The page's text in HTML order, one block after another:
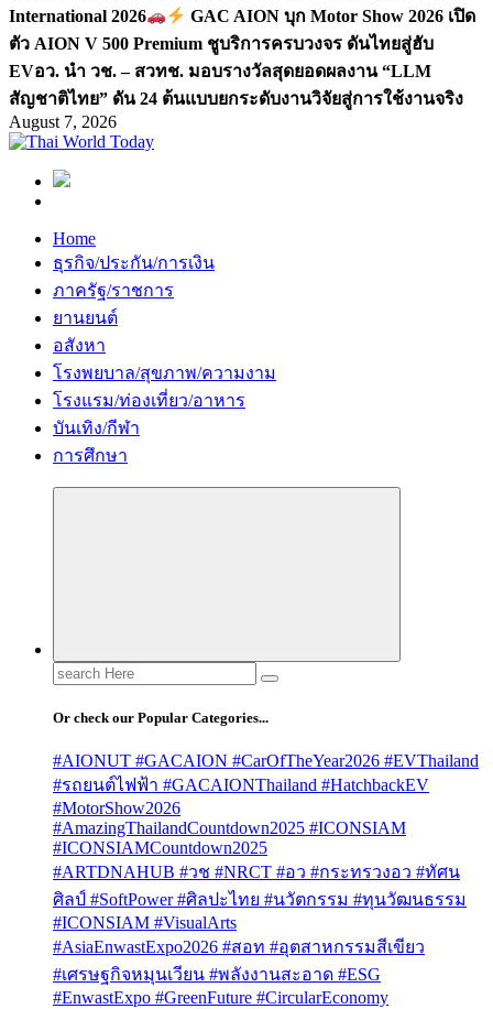
International 2026
GAC AION บุก Motor Show 2026 เปิด
ตัว AION V 500 Premium ชูบริการครบวงจร ดันไทยสู่ฮับ
EVอว. นำ วช. – สวทช. มอบรางวัลสุดยอดผลงาน “LLM
สัญชาติไทย” ดัน 24 ต้นแบบยกระดับงานวิจัยสู่การใช้งานจริง
August 7, 2026
Home
ธุรกิจ/ประกัน/การเงิน
ภาครัฐ/ราชการ
ยานยนต์
อสังหา
โรงพยบาล/สุขภาพ/ความงาม
โรงแรม/ท่องเที่ยว/อาหาร
บันเทิง/กีฬา
การศึกษา
Search
for:
Or check our Popular Categories...
#AIONUT #GACAION #CarOfTheYear2026 #EVThailand
#รถยนต์ไฟฟ้า #GACAIONThailand #HatchbackEV
#MotorShow2026
#AmazingThailandCountdown2025 #ICONSIAM
#ICONSIAMCountdown2025
#ARTDNAHUB #วช #NRCT #อว #กระทรวงอว #ทัศน
ศิลป์ #SoftPower #ศิลปะไทย #นวัตกรรม #ทุนวัฒนธรรม
#ICONSIAM #VisualArts
#AsiaEnwastExpo2026 #สอท #อุตสาหกรรมสีเขียว
#เศรษฐกิจหมุนเวียน #พลังงานสะอาด #ESG
#EnwastExpo #GreenFuture #CircularEconomy